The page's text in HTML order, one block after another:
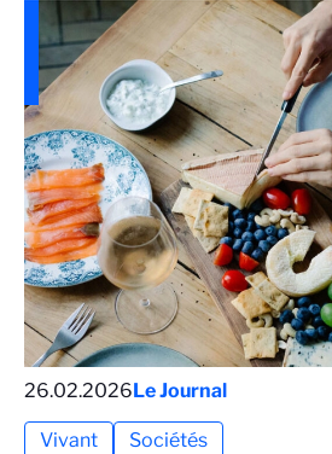
26.02.2026Le Journal
Vivant Sociétés